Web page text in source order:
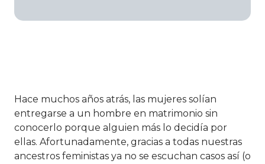
Hace muchos años atrás, las mujeres solían
entregarse a un hombre en matrimonio sin
conocerlo porque alguien más lo decidía por
ellas. Afortunadamente, gracias a todas nuestras
ancestros feministas ya no se escuchan casos así (o